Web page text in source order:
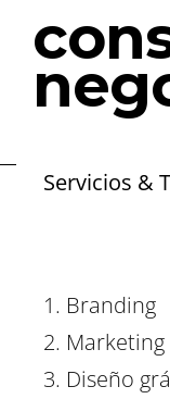
Servicios &
1. Branding
2. Marketing
3. Diseño